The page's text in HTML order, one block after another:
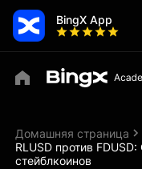
BingX App
Домашняя страница
RLUSD против
стейблкоинов